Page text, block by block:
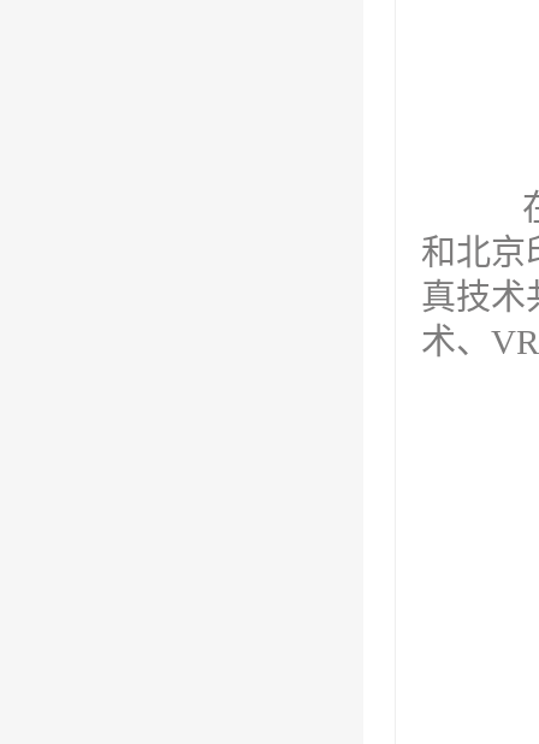
在
和北京
真技术
术、